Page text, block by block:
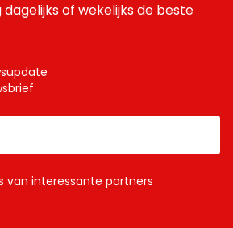
of wekelijks de beste
van interessante partners